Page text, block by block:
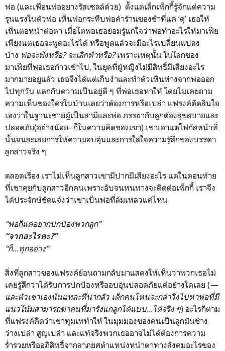
พ่อ (และเพื่อนพ่ออย่างรัสเซลล์ด้วย) ตั้งแต่เล็กเพ็กกี้รู้จักแต่ความ
รุนแรงในตัวพ่อ เห็นพ่อกระทืบพ่อค้าร้านของชำที่แค่ ‘ดุ’ เธอให้
เห็นต่อหน้าต่อตา เมื่อโตพอเธอย่อมรู้แก่ใจว่าพ่อทำอะไรให้มาเฟีย
เพียงแต่เธอจะพูดอะไรได้ หรือพูดแล้วจะมีอะไรเปลี่ยนแปลง
บ้าง พ่อจะฟังหรือ? จะเลิกทำหรือ?เพราะเหตุนั้น ในโลกของ
มาเฟียที่พ่อเธอก้าวเข้าไป, ในยุคที่ผู้หญิงไม่มีสิทธิ์มีเสียงอะไร
มากมายอยู่แล้ว เธอจึงได้แต่เก็บงำและทำตัวเหินห่างจากพ่อออก
ไปทุกวัน แลกกับความเป็นอยู่ดี ๆ ที่พ่อเธอหาให้ โดยไม่เคยถาม
ความเห็นของใครในบ้านเลยว่าต้องการหรือเปล่า แฟรงค์ตัดสินใจ
เองว่าในฐานะชายผู้เป็นสามีและพ่อ ภรรยากับลูกต้องสุขสบายและ
ปลอดภัย(อย่างน้อย--ก็ในความคิดของเขา) เขาเอาแต่โฟกัสหน้าที่
นั้นจนละเลยการให้ความอบอุ่นและการใส่ใจความรู้สึกของบรรดา
ลูกสาวจริง ๆ
ตลอดเรื่อง เราไม่เห็นลูกสาวเขามีปากมีเสียงอะไร แต่ในตอนท้าย
ที่เขาคุยกับลูกสาวอีกคนเพราะอับจนหนทางจะติดต่อเพ็กกี้ เราจึง
ได้ประจักษ์ชัดแจ้งว่าเขาเป็นพ่อที่ล้มเหลวแค่ไหน
“พ่อก็แค่อยากปกป้องพวกลูก”
“จากอะไรคะ?”
“ก็...ทุกอย่าง”
สิ่งที่ลูกสาวของแฟรงค์ย้อนถามกลับมาแสดงให้เห็นว่าพวกเธอไม่
เคยรู้สึกว่าได้รับการปกป้องหรืออบอุ่นปลอดภัยแต่อย่างใดเลย (—
และตัวเขาเองนั่นแหละที่น่ากลัว เด็กคนไหนจะกล้าวิ่งไปหาพ่อที่มี
แนวโน้มสามารถฆ่าคนที่มารังแกลูกได้แบบ...ได้จริง ๆ) อะไรก็ตาม
ที่แฟรงค์คิดว่าเขาทุ่มเททำให้ ในมุมมองของคนเป็นลูกมันช่าง
ว่างเปล่า สูญเปล่า และแท้จริงพวกเธออาจไม่ได้ต้องการความ
ร่ำรวยหรืออภิสิทธิิ์จากลาภยศตำแหน่งหน้าตาทางสังคมอะไรของ